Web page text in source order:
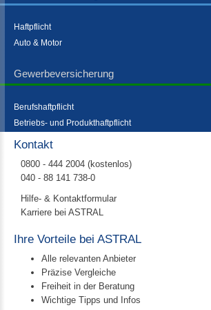
Haftpflicht
Auto & Motor
Gewerbeversicherung
Berufshaftpflicht
Betriebs- und Produkthaftpflicht
Kontakt
0800 - 444 2004 (kostenlos)
040 - 88 141 738-0
Hilfe- & Kontaktformular
Karriere bei ASTRAL
Ihre Vorteile bei ASTRAL
Alle relevanten Anbieter
Präzise Vergleiche
Freiheit in der Beratung
Wichtige Tipps und Infos